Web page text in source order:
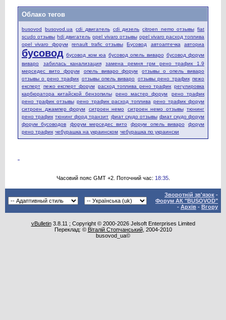
Облако тегов
busovod busovod.ua cdi двигатель cdi дизель citroen nemo отзывы fiat
scudo отзывы hdi двигатель opel vivaro отзывы opel vivaro расход топлива
opel vivaro форум
renault trafic отзывы Бусовод автоаптечка авториа
бусовод бусовод ком юа бусовод опель виваро бусовод форум
виваро
забилась канализация
замена ремня грм рено трафик 1.9
мерседес вито форум
опель виваро форум
отзывы о опель виваро
отзывы о рено трафик отзывы опель виваро отзывы рено трафик пежо
експерт пежо експерт форум расход топлива рено трафик регулировка
карбюратора китайской бензопилы
рено мастер форум
рено трафик
рено трафик отзывы рено трафик расход топлива рено трафик форум
ситроен джампер форум
ситроен немо ситроен немо отзывы тюнинг
рено трафик тюнинг форд транзит фиат скудо отзывы фиат скудо форум
форум бусоводов
форум мерседес вито форум опель виваро
форум
рено трафик чебурашка на украинском чебурашка по украински
Часовий пояс GMT +2. Поточний час: 18:35.
Зворотній зв'язок -
Форум АК "BUSOVOD"
- Архів - Вгору
vBulletin3.8.11 ; Copyright © 2000-2026 Jelsoft Enterprises Limited
Переклад: © Віталій Стопчанський, 2004-2010
busovod_ua©